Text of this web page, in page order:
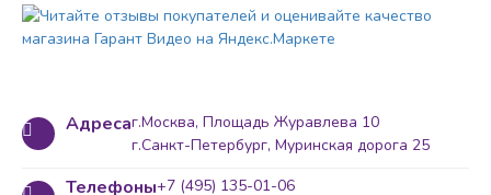
Адресаг.Москва, Площадь Журавлева 10
г.Санкт-Петербург, Муринская дорога 25
Телефоны+7 (495) 135-01-06